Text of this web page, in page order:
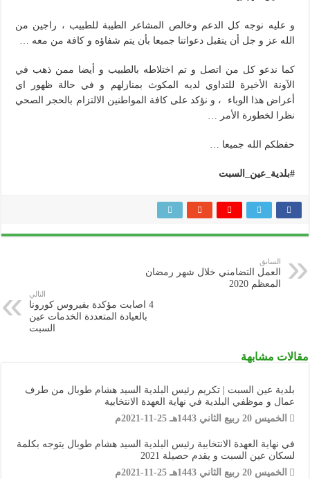
و عليه نوجه كل الدعم وخالص المشاعر الطيبة للطبيب ، راجين من
الله عز و جل أن يتقبل دعواتنا جميعا بأن يتم شفاؤه و كافة من معه …
كما ندعو كل من اتصل و تم اختلاطه بالطبيب و أيضا ممن ذهب في
الآونة الأخيرة للتداوي لديه المكوث بمنازلهم و في حالة ظهور اي
أعراض هذا الوباء ، و نؤكد على كافة المواطنين الالتزام بالحجر الصحي
نظرا لخطورة الأمر …
حفظكم الله جميعا …
#بلدية_عين_السبت
السابق
العمل التضامني خلال شهر رمضان
المعظم 2020
التالي
4 اصابت مؤكدة بفيروس كورونا
بالعيادة المتعددة الخدمات عين
السبت
مقالات مشابهة
بلدية عين السبت | تكريم رئيس البلدية السيد هشام طوبال من طرف
عمال و موظفي البلدية في نهاية العهدة الانتخابية
الخميس 20 ربيع الثاني 1443هـ 25-11-2021م
في نهاية العهدة الانتخابية رئيس البلدية السيد هشام طوبال يتوجه بكلمة
لسكان عين السبت و يقدم حصيلة 2021
الخميس 20 ربيع الثاني 1443هـ 25-11-2021م